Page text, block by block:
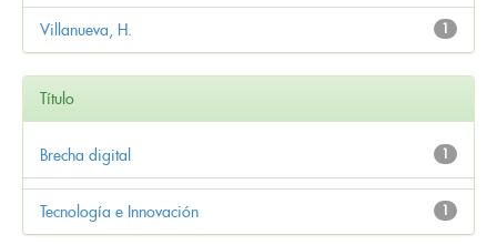
1
Villanueva, H.
Título
1
Brecha digital
1
Tecnología e Innovación